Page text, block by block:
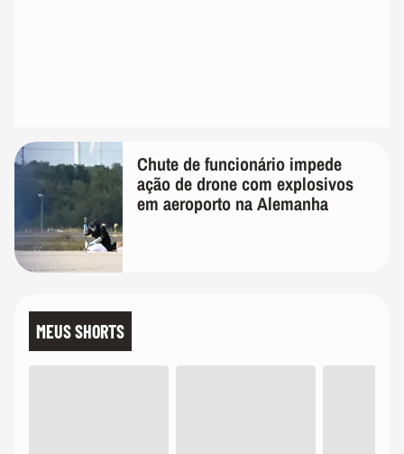
Chute de funcionário impede
ação de drone com explosivos
em aeroporto na Alemanha
MEUS SHORTS